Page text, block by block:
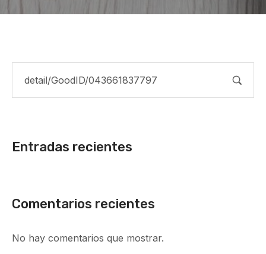
Entradas recientes
Comentarios recientes
No hay comentarios que mostrar.